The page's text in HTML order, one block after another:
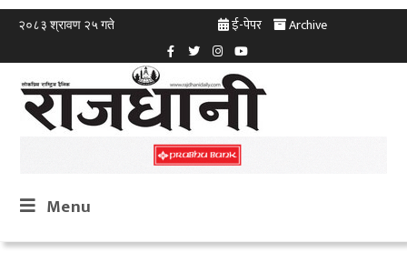
२०८३ श्रावण २५ गते ई-पेपर Archive
Menu